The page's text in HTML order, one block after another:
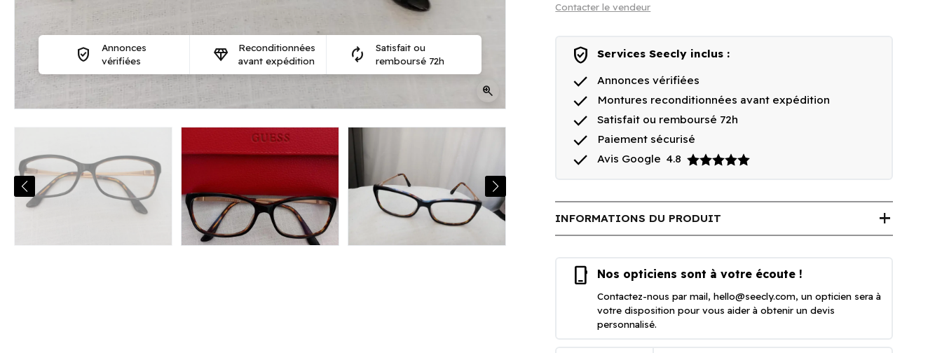
zoom_in
verified_user
Annonces
vérifiées
diamond
Reconditionnées
avant expédition
autorenew
Satisfait ou
remboursé 72h
Contacter le vendeur
verified_user Services Seecly inclus :
done Annonces vérifiées
done Montures reconditionnées avant expédition
done Satisfait ou remboursé 72h
done Paiement sécurisé
done Avis Google4.8
INFORMATIONS DU PRODUIT add
phone_iphone Nos opticiens sont à votre écoute !
Contactez-nous par mail,hello@seecly.com, un opticien sera à
votre disposition pour vous aider à obtenir un devis
personnalisé.